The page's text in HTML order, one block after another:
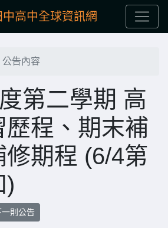
高中全球資訊網
公告內容
第二學期 高
歷程、期末補
修期程 (6/4第
)
一則公告